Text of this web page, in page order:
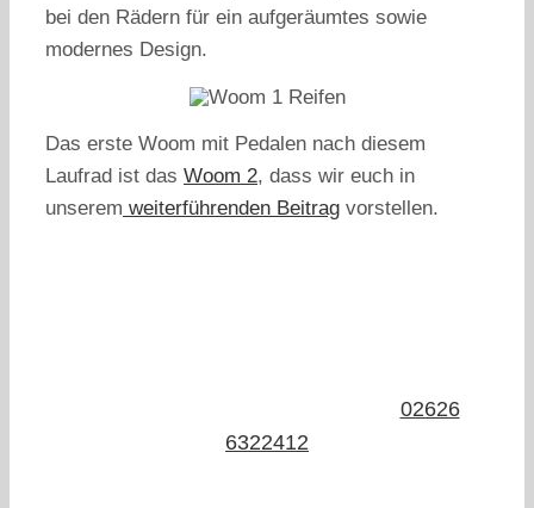
bei den Rädern für ein aufgeräumtes sowie
modernes Design.
Das erste Woom mit Pedalen nach diesem
Laufrad ist das Woom 2, dass wir euch in
unserem weiterführenden Beitrag vorstellen.
02626
6322412